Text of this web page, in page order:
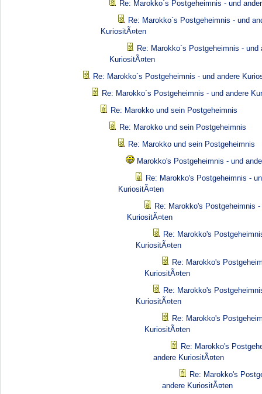
Re: Marokko`s Postgeheimnis - und
Re: Marokko`s Postgeheimnis - und
KuriositÃ¤ten
Re: Marokko`s Postgeheimnis - und
KuriositÃ¤ten
Re: Marokko`s Postgeheimnis - und andere
Re: Marokko`s Postgeheimnis - und andere
Re: Marokko und sein Postgeheimnis
Re: Marokko und sein Postgeheimnis
Re: Marokko und sein Postgeheimnis
Marokko's Postgeheimnis - und
Re: Marokko's Postgeheimnis -
KuriositÃ¤ten
Re: Marokko's Postgeheimnis -
KuriositÃ¤ten
Re: Marokko's
KuriositÃ¤ten
Re: Marokko's
KuriositÃ¤ten
Re: Marokko's
KuriositÃ¤ten
Re: Marokko's
KuriositÃ¤ten
Re: Marokko's
andere KuriositÃ¤ten
Re: Marokko's
andere KuriositÃ¤ten